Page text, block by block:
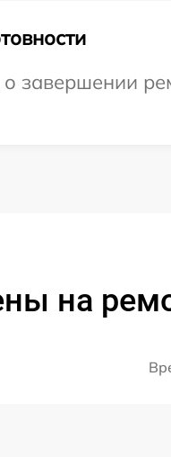
завершении
на